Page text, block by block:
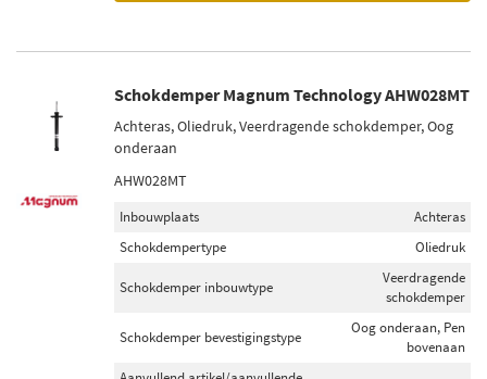
Schokdemper Magnum Technology AHW028MT
Achteras, Oliedruk, Veerdragende schokdemper, Oog
onderaan
AHW028MT
Inbouwplaats
Achteras
Schokdempertype
Oliedruk
Schokdemper inbouwtype
Veerdragende
schokdemper
Schokdemper bevestigingstype
Oog onderaan, Pen
bovenaan